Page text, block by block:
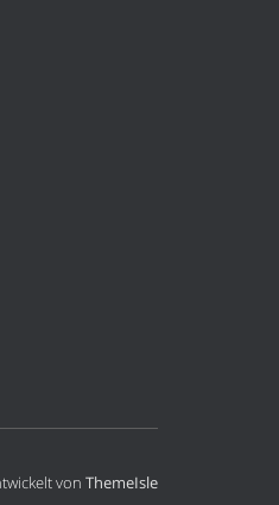
von ThemeIsle